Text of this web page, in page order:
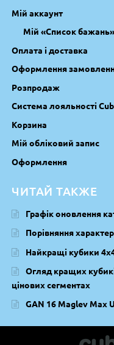
Мій аккаунт
Мій «Список бажань»
Оплата і доставка
Оформлення
Розпродаж
Система лояльності
Корзина
Мій обліковий запис
Оформлення
ЧИТАЙ ТАКЖЕ
Графік оновлення
Порівняння
Найкращі кубики
Огляд кращих
цінових сегментах
GAN 16 Maglev Max